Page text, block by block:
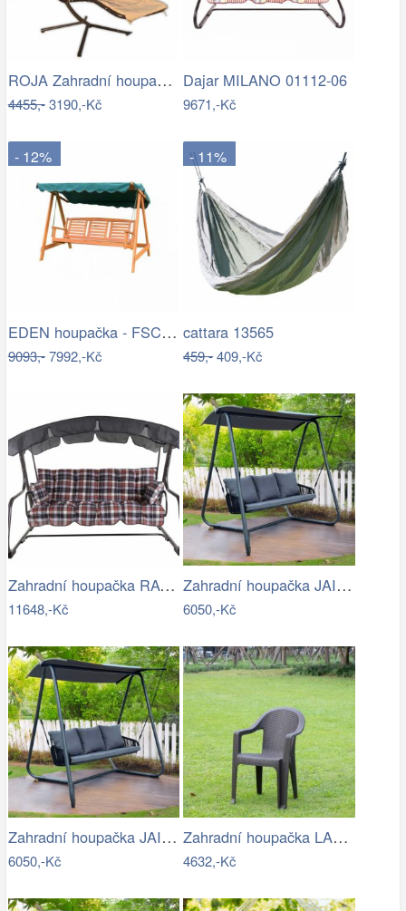
ROJA Zahradní houpačka ZW 6119 - béžová
4455,-3190,-Kč
Dajar MILANO 01112-06
9671,-Kč
- 12%
EDEN houpačka - FSC ROJAPLAST
9093,-7992,-Kč
- 11%
cattara 13565
459,-409,-Kč
Zahradní houpačka RAVENNA
11648,-Kč
Zahradní houpačka JAIRA Tempo Kondela
6050,-Kč
Zahradní houpačka JAIRA Tempo Kondela
6050,-Kč
Zahradní houpačka LAMIA Tempo Kondela
4632,-Kč